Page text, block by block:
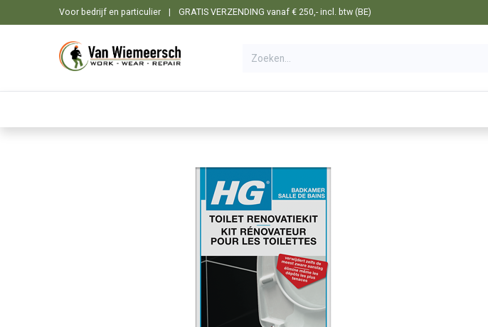
Overslaan naar inhoudVoor bedrijf en particulier | GRATIS VERZENDING vanaf € 250,- incl. btw (BE)